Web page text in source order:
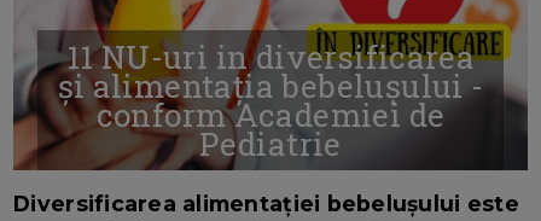
11 NU-uri in diversificarea
și alimentația bebelușului -
conform Academiei de
Pediatrie
Diversificarea alimentației bebelușului este